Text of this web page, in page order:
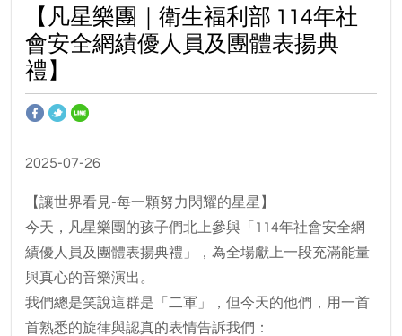
【凡星樂團｜衛生福利部 114年社
會安全網績優人員及團體表揚典
禮】
2025-07-26
【讓世界看見-每一顆努力閃耀的星星】
今天，凡星樂團的孩子們北上參與「114年社會安全網
績優人員及團體表揚典禮」，為全場獻上一段充滿能量
與真心的音樂演出。
我們總是笑說這群是「二軍」，但今天的他們，用一首
首熟悉的旋律與認真的表情告訴我們：